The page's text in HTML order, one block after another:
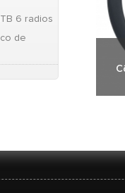
6 radios
de